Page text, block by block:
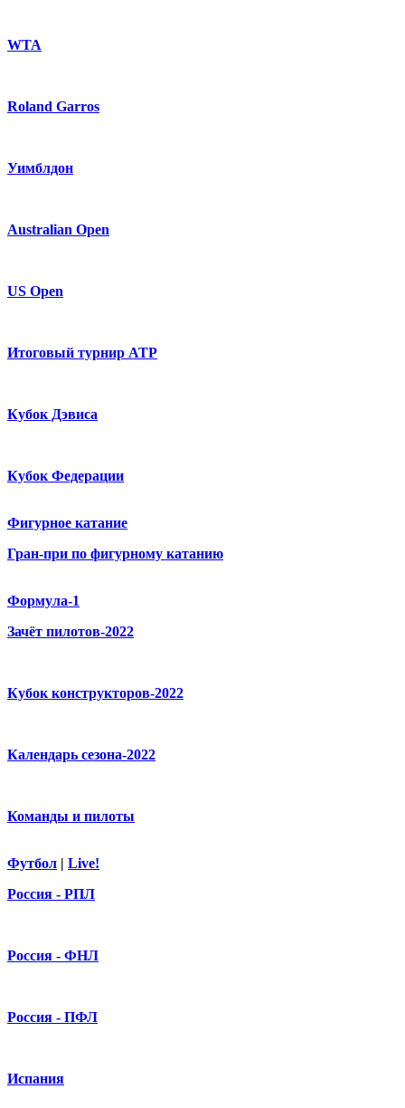
WTA
Roland Garros
Уимблдон
Australian Open
US Open
Итоговый турнир ATP
Кубок Дэвиса
Кубок Федерации
Фигурное катание
Гран-при по фигурному катанию
Формула-1
Зачёт пилотов-2022
Кубок конструкторов-2022
Календарь сезона-2022
Команды и пилоты
Футбол | Live!
Россия - РПЛ
Россия - ФНЛ
Россия - ПФЛ
Испания